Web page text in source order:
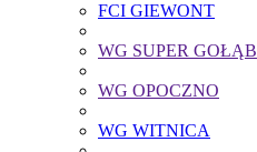
FCI GIEWONT
WG SUPER GOŁĄB
WG OPOCZNO
WG WITNICA